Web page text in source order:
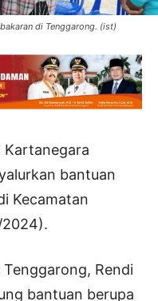
di Tenggarong. (ist)
Kartanegara
bantuan
Kecamatan
Rendi
bantuan berupa